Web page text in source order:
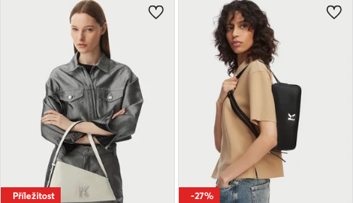
Příležitost -27%